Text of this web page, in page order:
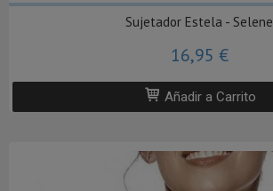
Sujetador Estela - Selene
16,95 €
Añadir a Carrito